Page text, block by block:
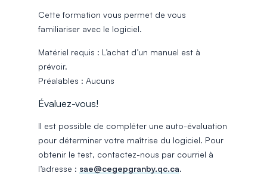
Cette formation vous permet de vous
familiariser avec le logiciel.
Matériel requis : L’achat d’un manuel est à
prévoir.
Préalables : Aucuns
Évaluez-vous!
Il est possible de compléter une auto-évaluation
pour déterminer votre maîtrise du logiciel. Pour
obtenir le test, contactez-nous par courriel à
l’adresse : sae@cegepgranby.qc.ca.